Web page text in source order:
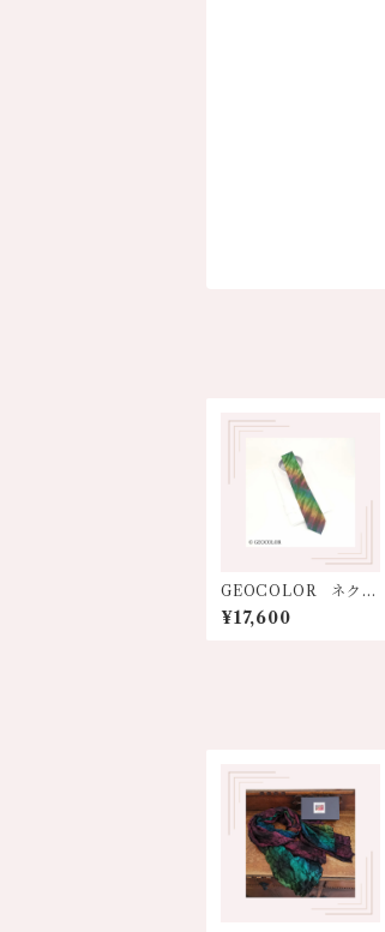
GEOCOLOR ネクタ
イ【グリーン多色①】
¥17,600